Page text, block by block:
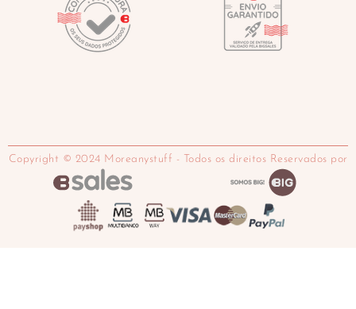
Copyright © 2024 Moreanystuff - Todos os direitos Reservados por